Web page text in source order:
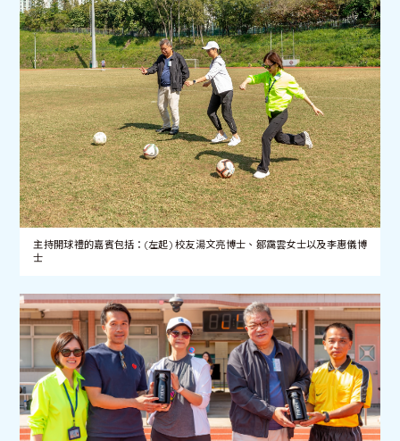
主持開球禮的嘉賓包括：(左起) 校友湯文亮博士、鄒靄雲女士以及李惠儀博
士